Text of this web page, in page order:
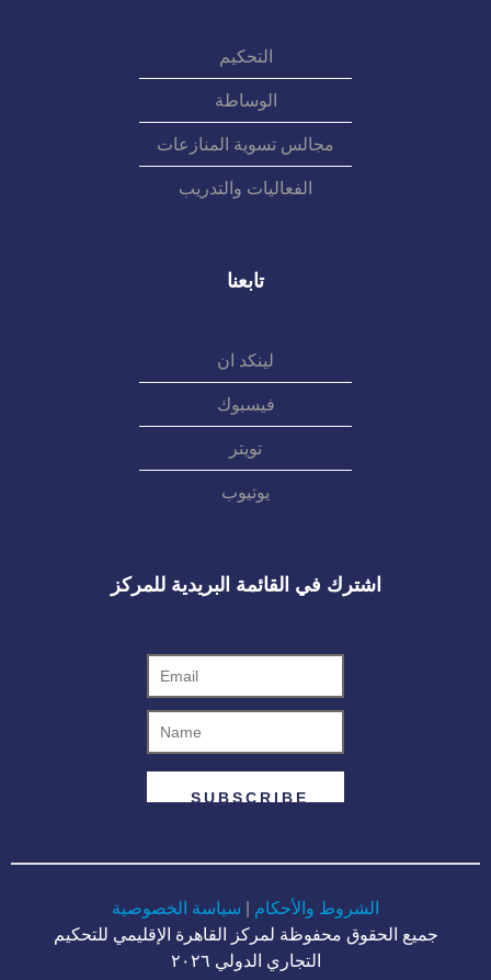
التحكيم
الوساطة
مجالس تسوية المنازعات
الفعاليات والتدريب
تابعنا
لينكد ان
فيسبوك
تويتر
يوتيوب
اشترك في القائمة البريدية للمركز
الشروط والأحكام
سياسة الخصوصية
جميع الحقوق محفوظة لمركز القاهرة الإقليمي للتحكيم
التجاري الدولي ٢٠٢٦